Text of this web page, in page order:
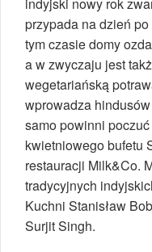
indyjski nowy rok
przypada na dzień
tym czasie domy
a w zwyczaju jest
wegetariańską
wprowadza
samo powinni
kwietniowego bufetu
restauracji Milk&Co.
tradycyjnych
Kuchni Stanisław
Surjit Singh.